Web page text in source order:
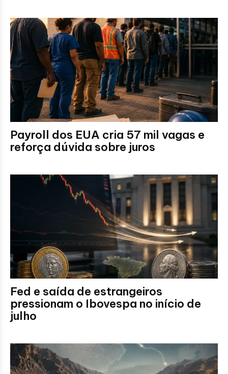
Payroll dos EUA cria 57 mil vagas e
reforça dúvida sobre juros
Fed e saída de estrangeiros
pressionam o Ibovespa no início de
julho